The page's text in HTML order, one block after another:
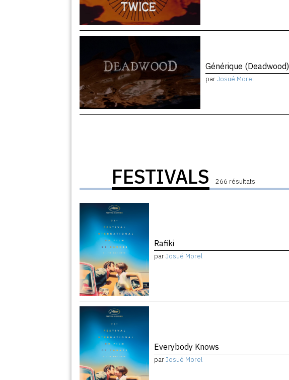
Générique (Deadwood)
parJosué Morel
FESTIVALS 266 résultats
Rafiki
parJosué Morel
Everybody Knows
parJosué Morel